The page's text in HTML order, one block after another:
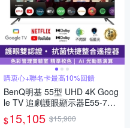
購衷心+聯名卡最高10%回饋
BenQ明基 55型 UHD 4K Goog
le TV 追劇護眼顯示器E55-745-
無視訊盒(送基本安裝)
$15,105 $15,900